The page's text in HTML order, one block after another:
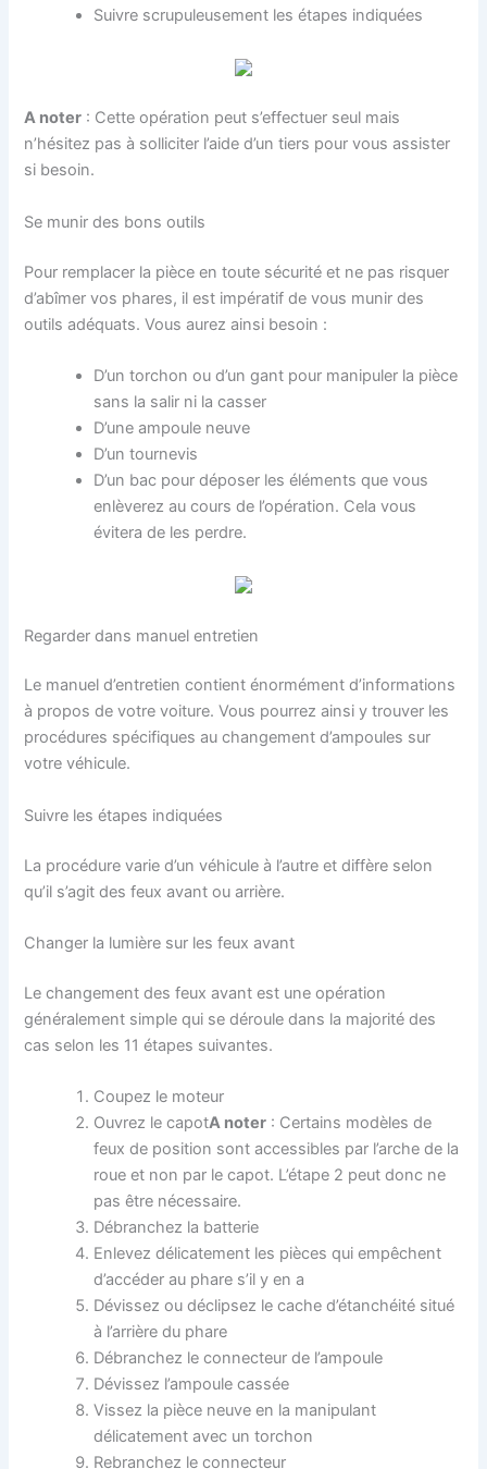
Suivre scrupuleusement les étapes indiquées
A noter : Cette opération peut s’effectuer seul mais
n’hésitez pas à solliciter l’aide d’un tiers pour vous assister
si besoin.
Se munir des bons outils
Pour remplacer la pièce en toute sécurité et ne pas risquer
d’abîmer vos phares, il est impératif de vous munir des
outils adéquats. Vous aurez ainsi besoin :
D’un torchon ou d’un gant pour manipuler la pièce
sans la salir ni la casser
D’une ampoule neuve
D’un tournevis
D’un bac pour déposer les éléments que vous
enlèverez au cours de l’opération. Cela vous
évitera de les perdre.
Regarder dans manuel entretien
Le manuel d’entretien contient énormément d’informations
à propos de votre voiture. Vous pourrez ainsi y trouver les
procédures spécifiques au changement d’ampoules sur
votre véhicule.
Suivre les étapes indiquées
La procédure varie d’un véhicule à l’autre et diffère selon
qu’il s’agit des feux avant ou arrière.
Changer la lumière sur les feux avant
Le changement des feux avant est une opération
généralement simple qui se déroule dans la majorité des
cas selon les 11 étapes suivantes.
Coupez le moteur
Ouvrez le capotA noter : Certains modèles de
feux de position sont accessibles par l’arche de la
roue et non par le capot. L’étape 2 peut donc ne
pas être nécessaire.
Débranchez la batterie
Enlevez délicatement les pièces qui empêchent
d’accéder au phare s’il y en a
Dévissez ou déclipsez le cache d’étanchéité situé
à l’arrière du phare
Débranchez le connecteur de l’ampoule
Dévissez l’ampoule cassée
Vissez la pièce neuve en la manipulant
délicatement avec un torchon
Rebranchez le connecteur